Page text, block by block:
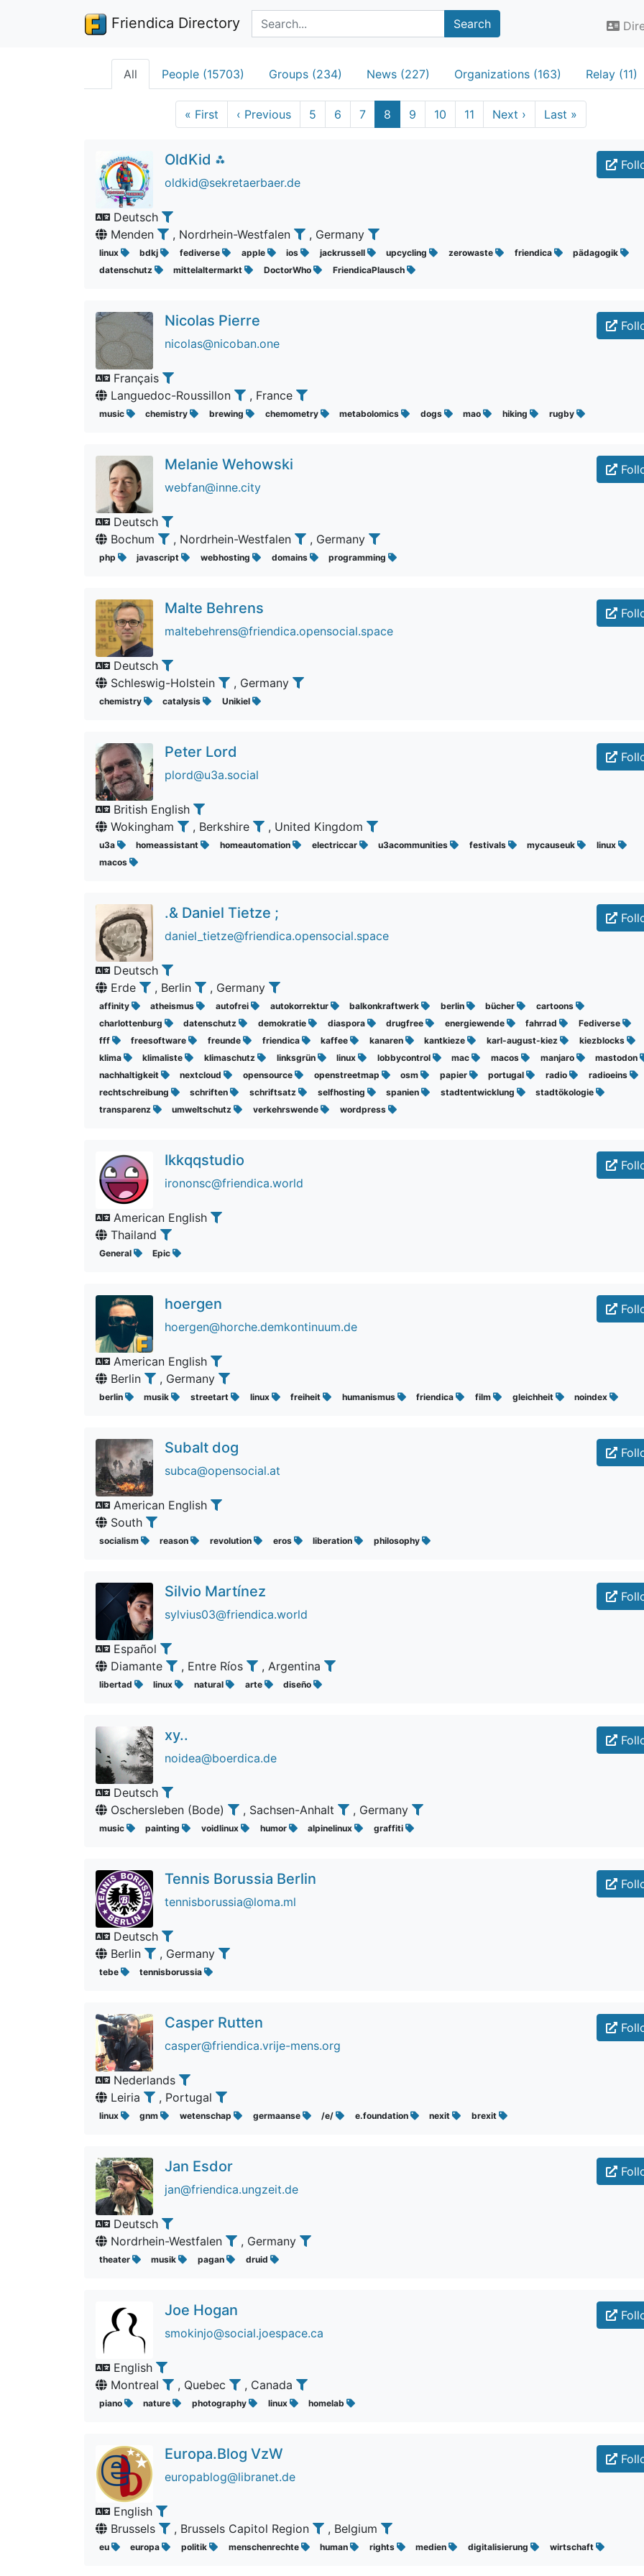
Friendica Directory
Search terms
Search
All People (15703) Groups (234) News (227) Organizations (163) Relay (11)
« First ‹ Previous 5 6 7 8 9 10 11 Next › Last »
OldKid ⁂
oldkid@sekretaerbaer.de
Deutsch
Menden
, Nordrhein-Westfalen , Germany
linux bdkj fediverse apple ios jackrussell upcycling zerowaste friendica
pädagogik
datenschutz
mittelaltermarkt DoctorWho FriendicaPlausch
Nicolas Pierre
nicolas@nicoban.one
Français
Languedoc-Roussillon
, France
music chemistry brewing chemometry metabolomics dogs mao hiking rugby
Melanie Wehowski
webfan@inne.city
Deutsch
Bochum
, Nordrhein-Westfalen , Germany
php javascript webhosting domains programming
Malte Behrens
maltebehrens@friendica.opensocial.space
Deutsch
Schleswig-Holstein
, Germany
chemistry catalysis Unikiel
Peter Lord
plord@u3a.social
British English
Wokingham
, Berkshire , United Kingdom
u3a homeassistant homeautomation electriccar u3acommunities festivals mycauseuk
linux
macos
.& Daniel Tietze ;
daniel_tietze@friendica.opensocial.space
Deutsch
Erde
, Berlin , Germany
affinity atheismus autofrei autokorrektur balkonkraftwerk berlin bücher
cartoons
charlottenburg
datenschutz demokratie diaspora drugfree energiewende fahrrad
Fediverse
fff
freesoftware freunde friendica kaffee kanaren kantkieze karl-august-kiez
kiezblocks
klima
klimaliste klimaschutz linksgrün linux lobbycontrol mac macos manjaro
mastodon
nachhaltigkeit
nextcloud opensource openstreetmap osm papier portugal radio
radioeins
rechtschreibung
schriften schriftsatz selfhosting spanien stadtentwicklung
stadtökologie
transparenz
umweltschutz verkehrswende wordpress
Ikkqqstudio
irononsc@friendica.world
American English
Thailand
General Epic
hoergen
hoergen@horche.demkontinuum.de
American English
Berlin
, Germany
berlin musik streetart linux freiheit humanismus friendica film gleichheit noindex
Subalt dog
subca@opensocial.at
American English
South
socialism reason revolution eros liberation philosophy
Silvio Martínez
sylvius03@friendica.world
Español
Diamante
, Entre Ríos , Argentina
libertad linux natural arte diseño
xy..
noidea@boerdica.de
Deutsch
Oschersleben (Bode)
, Sachsen-Anhalt , Germany
music painting voidlinux humor alpinelinux graffiti
Tennis Borussia Berlin
tennisborussia@loma.ml
Deutsch
Berlin
, Germany
tebe tennisborussia
Casper Rutten
casper@friendica.vrije-mens.org
Nederlands
Leiria
, Portugal
linux gnm wetenschap germaanse /e/ e.foundation nexit brexit
Jan Esdor
jan@friendica.ungzeit.de
Deutsch
Nordrhein-Westfalen
, Germany
theater musik pagan druid
Joe Hogan
smokinjo@social.joespace.ca
English
Montreal
, Quebec , Canada
piano nature photography linux homelab
Europa.Blog VzW
europablog@libranet.de
English
Brussels
, Brussels Capitol Region , Belgium
eu europa politik menschenrechte human rights medien digitalisierung wirtschaft